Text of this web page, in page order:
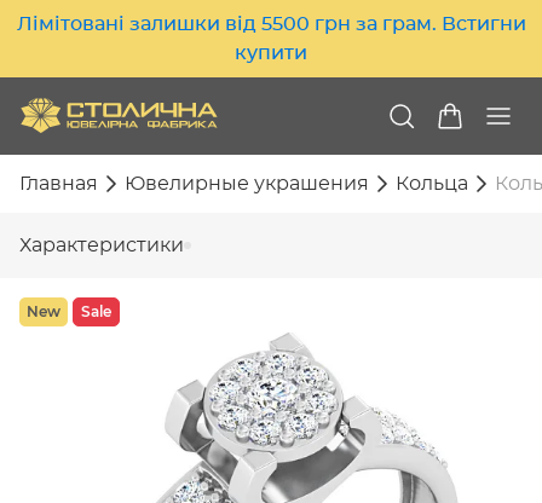
Лімітовані залишки від 5500 грн за грам. Встигни
купити
Главная Ювелирные украшения Кольца
Характеристики
New Sale